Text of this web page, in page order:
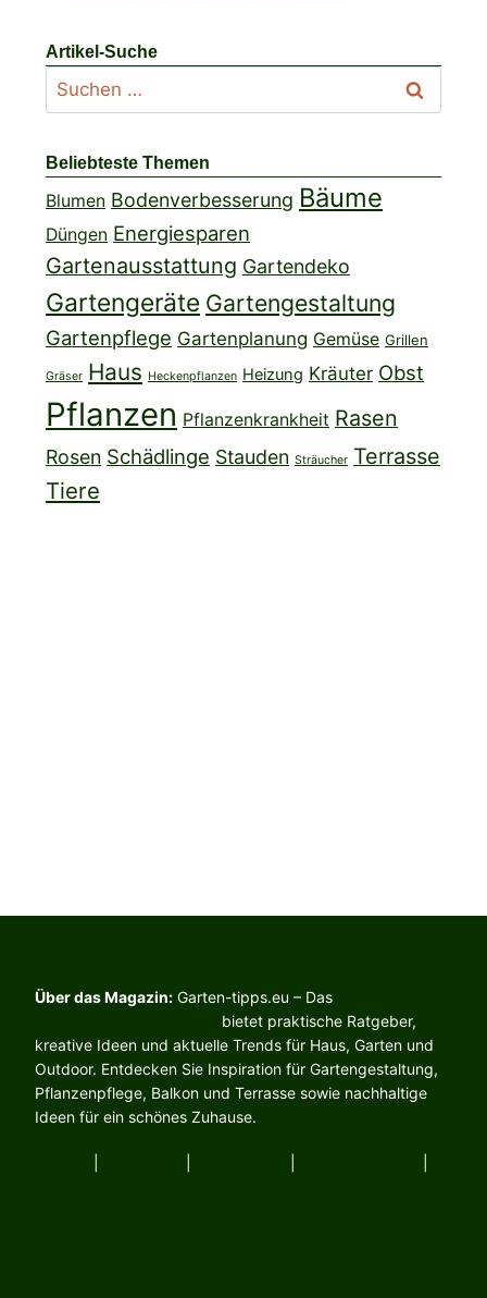
Artikel-Suche
Suchen
nach:
Beliebteste Themen
Blumen Bodenverbesserung Bäume
Düngen Energiesparen
Gartenausstattung Gartendeko
Gartengeräte Gartengestaltung
Gartenpflege Gartenplanung Gemüse Grillen
Gräser Haus Heckenpflanzen Heizung Kräuter Obst
Pflanzen Pflanzenkrankheit Rasen
Rosen Schädlinge Stauden Sträucher Terrasse
Tiere
Über das Magazin: Garten-tipps.eu – Das
bietet praktische Ratgeber,
kreative Ideen und aktuelle Trends für Haus, Garten und
Outdoor. Entdecken Sie Inspiration für Gartengestaltung,
Pflanzenpflege, Balkon und Terrasse sowie nachhaltige
Ideen für ein schönes Zuhause.